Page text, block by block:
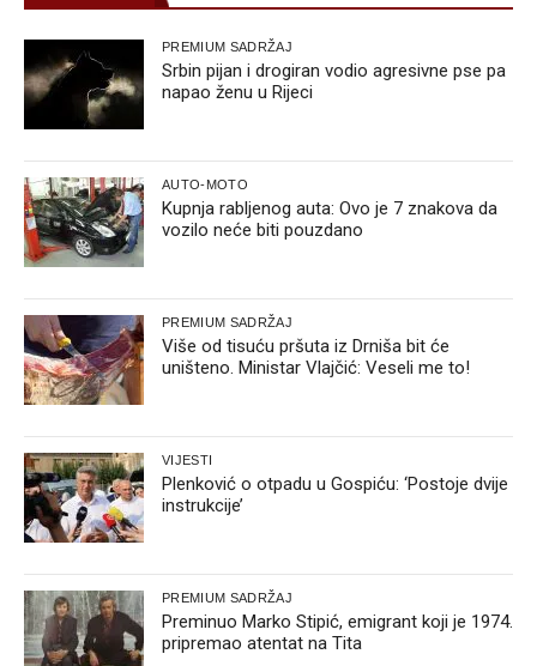
PREMIUM SADRŽAJ
Srbin pijan i drogiran vodio agresivne pse pa
napao ženu u Rijeci
AUTO-MOTO
Kupnja rabljenog auta: Ovo je 7 znakova da
vozilo neće biti pouzdano
PREMIUM SADRŽAJ
Više od tisuću pršuta iz Drniša bit će
uništeno. Ministar Vlajčić: Veseli me to!
VIJESTI
Plenković o otpadu u Gospiću: ‘Postoje dvije
instrukcije’
PREMIUM SADRŽAJ
Preminuo Marko Stipić, emigrant koji je 1974.
pripremao atentat na Tita